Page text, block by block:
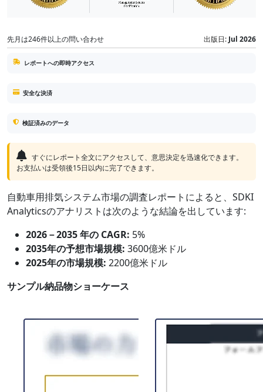
先月は246件以上の問い合わせ 出版日: Jul 2026
レポートへの即時アクセス
安全な決済
検証済みのデータ
すぐにレポート全文にアクセスして、意思決定を迅速化できます。
お支払いは受領後15日以内に完了できます。
自動車用排気システム市場の調査レポートによると、SDKI
Analyticsのアナリストは次のような結論を出しています:
2026－2035 年の CAGR: 5%
2035年の予想市場規模: 3600億米ドル
2025年の市場規模: 2200億米ドル
サンプル納品物ショーケース